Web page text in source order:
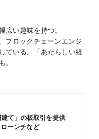
広い趣味を持つ。
ブロックチェーンエンジ
ている。「あたらしい経
。
て」の板取引を提供
ーンチなど